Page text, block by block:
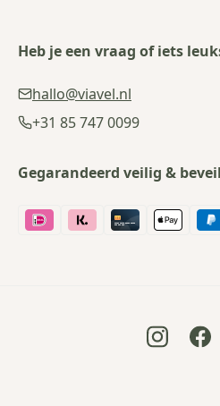
Heb je een vraag of iets
hallo@viavel.nl
+31 85 747 0099
Gegarandeerd veilig &